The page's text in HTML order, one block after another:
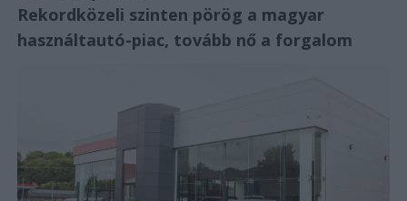
Rekordközeli szinten pörög a magyar
használtautó-piac, tovább nő a forgalom